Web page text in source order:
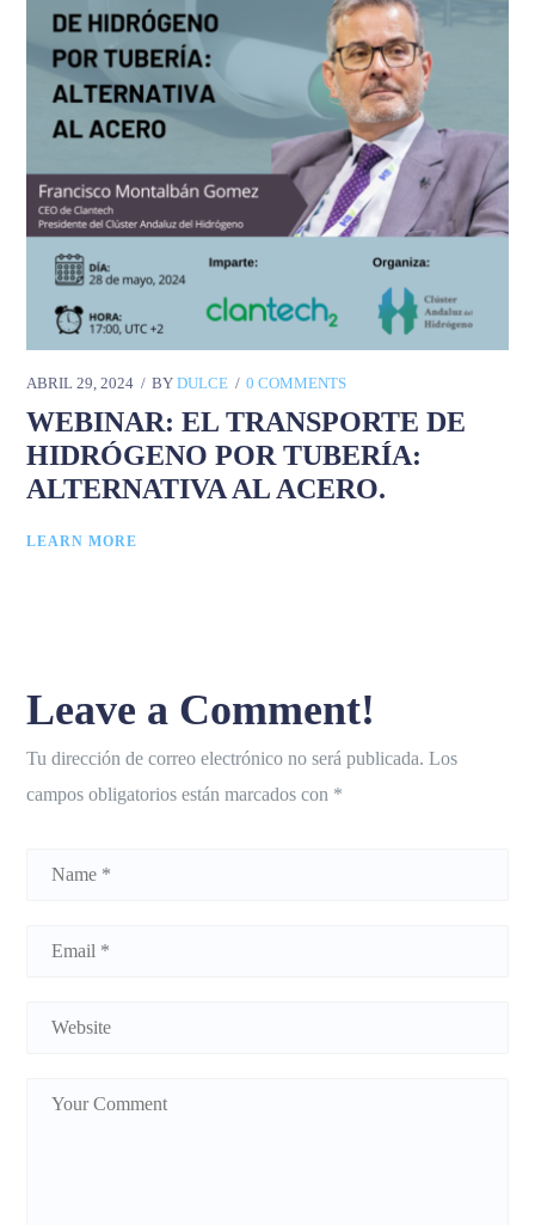
ABRIL 29, 2024 BYDULCE 0 COMMENTS
WEBINAR: EL TRANSPORTE DE
HIDRÓGENO POR TUBERÍA:
ALTERNATIVA AL ACERO.
LEARN MORE
Leave a Comment!
Tu dirección de correo electrónico no será publicada. Los
campos obligatorios están marcados con *